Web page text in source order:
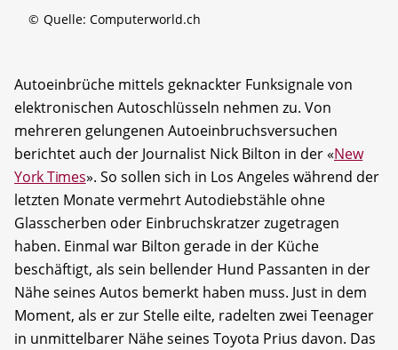
© Quelle: Computerworld.ch
Autoeinbrüche mittels geknackter Funksignale von
elektronischen Autoschlüsseln nehmen zu. Von
mehreren gelungenen Autoeinbruchsversuchen
berichtet auch der Journalist Nick Bilton in der «New
York Times». So sollen sich in Los Angeles während der
letzten Monate vermehrt Autodiebstähle ohne
Glasscherben oder Einbruchskratzer zugetragen
haben. Einmal war Bilton gerade in der Küche
beschäftigt, als sein bellender Hund Passanten in der
Nähe seines Autos bemerkt haben muss. Just in dem
Moment, als er zur Stelle eilte, radelten zwei Teenager
in unmittelbarer Nähe seines Toyota Prius davon. Das